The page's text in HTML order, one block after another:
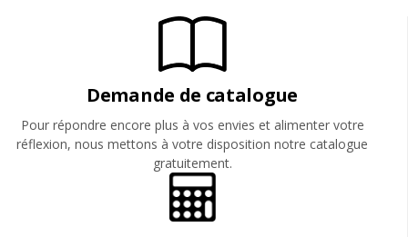
Demande de catalogue
Pour répondre encore plus à vos envies et alimenter votre
réflexion, nous mettons à votre disposition notre catalogue
gratuitement.